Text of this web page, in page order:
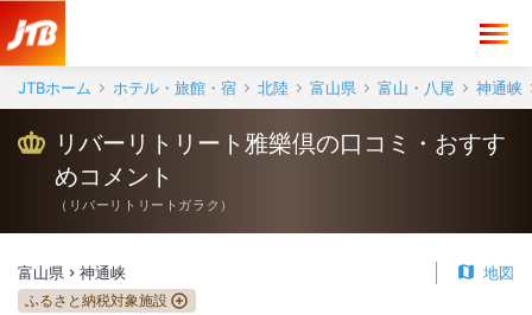
JTBホーム ホテル・旅館・宿 北陸 富山県 富山・八尾 神通峡
リバーリトリート雅樂倶の口コミ・おすす
めコメント
（ リバーリトリートガラク ）
富山県 神通峡 地図
ふるさと納税対象施設